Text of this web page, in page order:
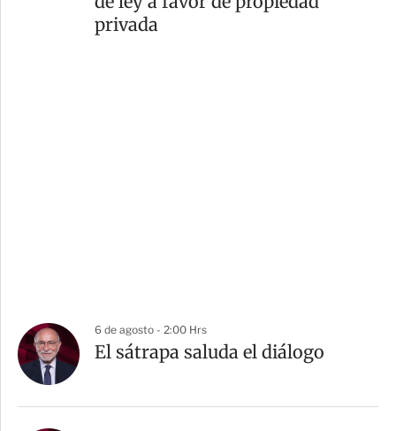
privada
6 de agosto - 2:00 Hrs
El sátrapa saluda el diálogo